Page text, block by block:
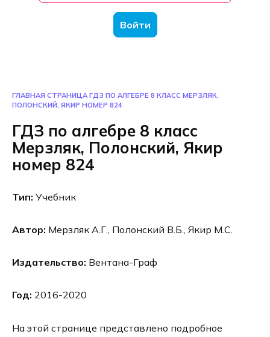
Войти
ГЛАВНАЯ СТРАНИЦА ГДЗ ПО АЛГЕБРЕ 8 КЛАСС МЕРЗЛЯК,
ПОЛОНСКИЙ, ЯКИР НОМЕР 824
ГДЗ по алгебре 8 класс
Мерзляк, Полонский, Якир
номер 824
Тип: Учебник
Автор: Мерзляк А.Г., Полонский В.Б., Якир М.С.
Издательство: Вентана-Граф
Год: 2016-2020
На этой странице представлено подробное